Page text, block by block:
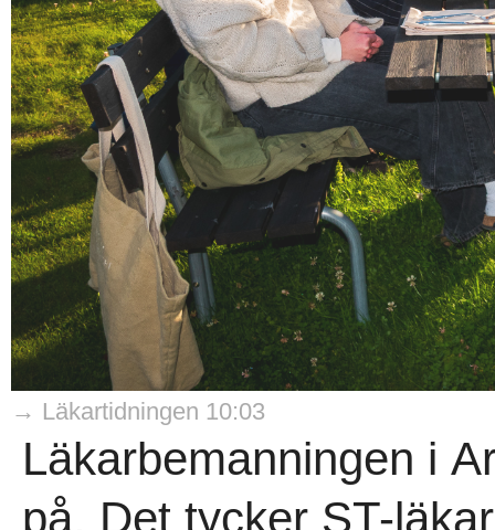
→ Läkartidningen 10:03
Läkarbemanningen i
på. Det tycker ST-